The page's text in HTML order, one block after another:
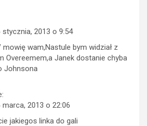
stycznia, 2013 o 9:54
mowię wam,Nastule bym widział z
Overeemem,a Janek dostanie chyba
Johnsona
2013 o 22:06
jakiegos linka do gali